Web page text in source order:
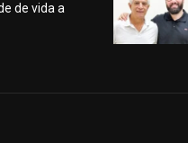
de vida a